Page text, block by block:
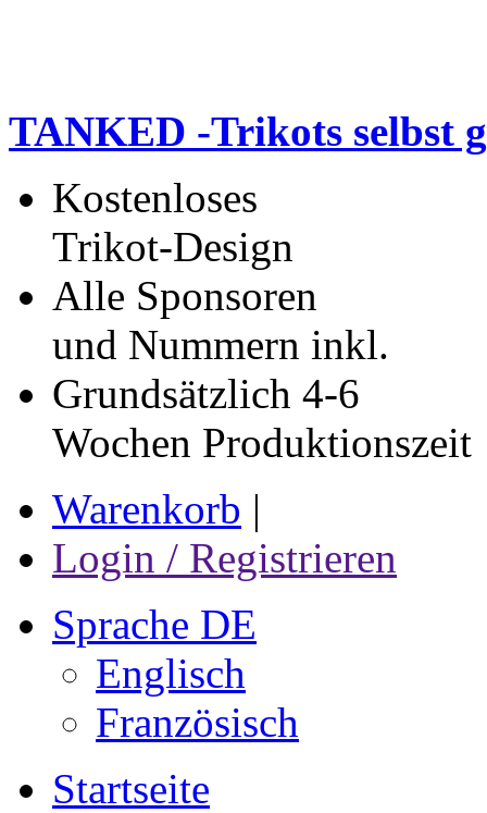
TANKED -Trikots selbst
Kostenloses
Trikot-Design
Alle Sponsoren
und Nummern inkl.
Grundsätzlich 4-6
Wochen Produktionszeit
Warenkorb |
Login / Registrieren
Sprache DE
Englisch
Französisch
Startseite